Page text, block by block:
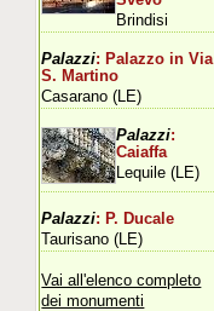
Brindisi
Palazzi: Palazzo in Via
S. Martino
Casarano (LE)
Palazzi:
Caiaffa
Lequile (LE)
Palazzi: P. Ducale
Taurisano (LE)
Vai all'elenco completo
dei monumenti